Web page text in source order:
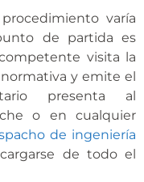
varía
de partida es
visita la
y emite el
presenta al
o en cualquier
de ingeniería
de todo el